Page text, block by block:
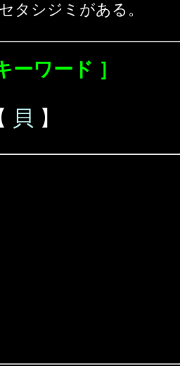
タシジミがある。
ーワード ］
貝 】